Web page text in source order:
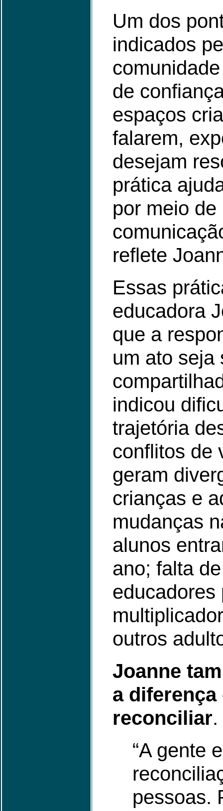
Um dos
indicados
de
espaços
falarem,
desejam
prática
por meio de
reflete
Essas
educadora
que a
um ato seja
indicou
trajetória
conflitos de
geram
crianças e
mudanças
alunos
ano; falta
educadores
outros
Joanne
a
reconciliar.
“A gente
pessoas.